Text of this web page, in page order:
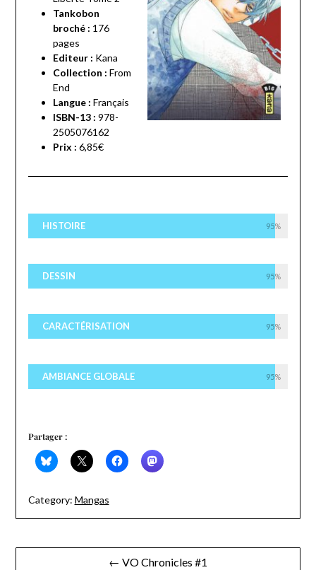
Tankobon
broché : 176
pages
Editeur : Kana
Collection : From
End
Langue : Français
ISBN-13 : 978-
2505076162
Prix : 6,85€
HISTOIRE 95%
DESSIN 95%
CARACTÉRISATION 95%
AMBIANCE GLOBALE 95%
Partager :
Category: Mangas
Navigation
← VO Chronicles #1